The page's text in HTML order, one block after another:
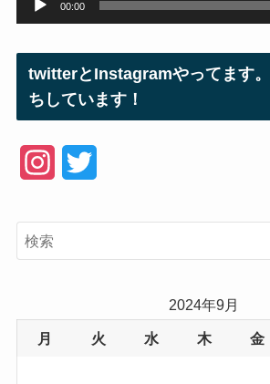
00:00
twitterとInstagramやってます
ちしています！
e
2024年9月
月 火 水 木 金